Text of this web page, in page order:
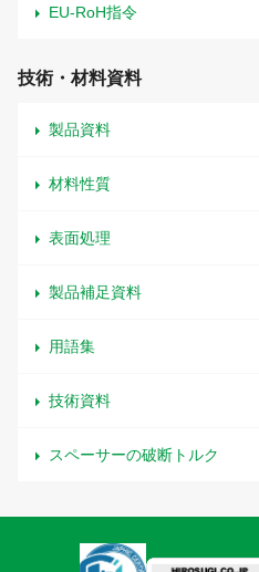
EU-RoH指令
技術・材料資料
製品資料
材料性質
表面処理
製品補足資料
用語集
技術資料
スペーサーの破断トルク